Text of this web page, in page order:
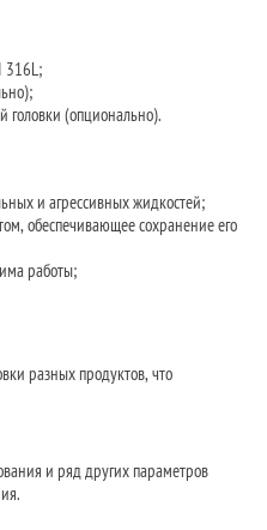
316L;
головки (опционально).
и агрессивных жидкостей;
обеспечивающее сохранение его
работы;
разных продуктов, что
и ряд других параметров